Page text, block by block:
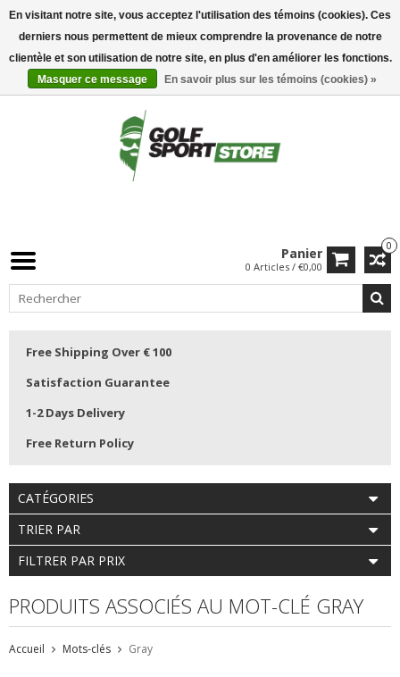
0
Panier
0 Articles / €0,00
Free Shipping Over € 100
Satisfaction Guarantee
1-2 Days Delivery
Free Return Policy
CATÉGORIES
TRIER PAR
FILTRER PAR PRIX
PRODUITS ASSOCIÉS AU MOT-CLÉ GRAY
Accueil Mots-clés Gray
En visitant notre site, vous acceptez l'utilisation des témoins (cookies). Ces
derniers nous permettent de mieux comprendre la provenance de notre
clientèle et son utilisation de notre site, en plus d'en améliorer les fonctions.
Masquer ce message
En savoir plus sur les témoins (cookies) »